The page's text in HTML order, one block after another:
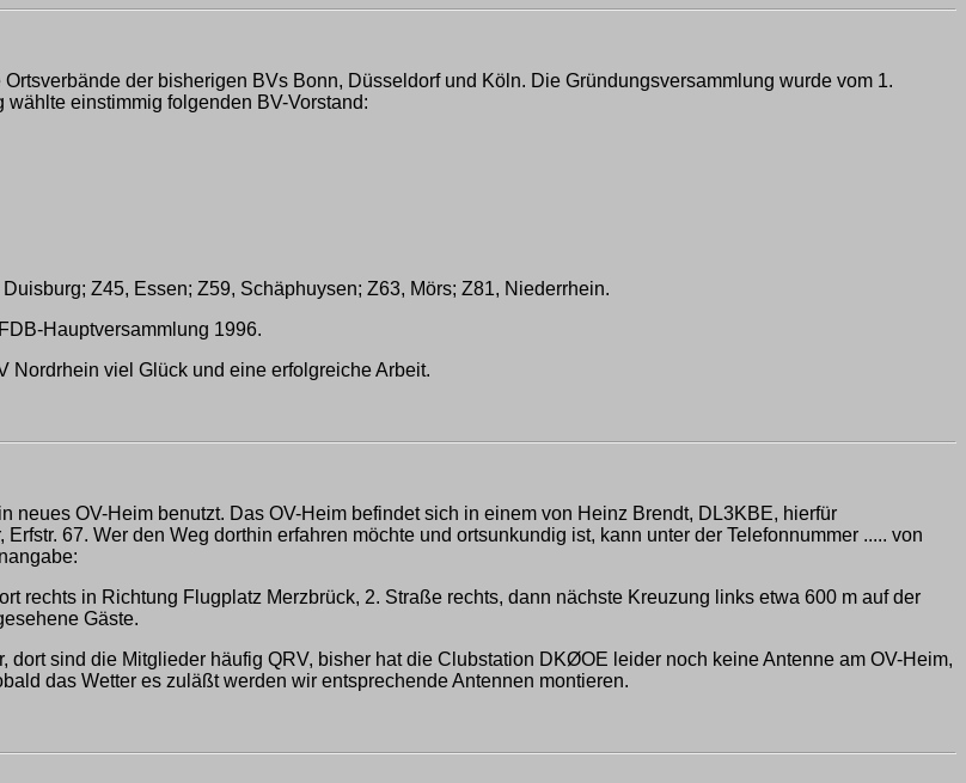
der bisherigen BVs Bonn, Düsseldorf und Köln. Die Gründungsversammlung wurde vom 1.
einstimmig folgenden BV-Vorstand:
Z45, Essen; Z59, Schäphuysen; Z63, Mörs; Z81, Niederrhein.
Hauptversammlung 1996.
Nordrhein viel Glück und eine erfolgreiche Arbeit.
neues OV-Heim benutzt. Das OV-Heim befindet sich in einem von Heinz Brendt, DL3KBE, hierfür
67. Wer den Weg dorthin erfahren möchte und ortsunkundig ist, kann unter der Telefonnummer ..... von
rechts in Richtung Flugplatz Merzbrück, 2. Straße rechts, dann nächste Kreuzung links etwa 600 m auf der
Gäste.
sind die Mitglieder häufig QRV, bisher hat die Clubstation DKØOE leider noch keine Antenne am OV-Heim,
das Wetter es zuläßt werden wir entsprechende Antennen montieren.